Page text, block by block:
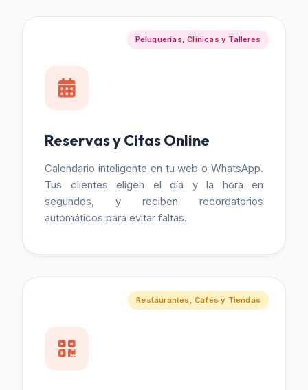
Peluquerías, Clínicas y Talleres
Reservas y Citas Online
Calendario inteligente en tu web o WhatsApp.
Tus clientes eligen el día y la hora en
segundos, y reciben recordatorios
automáticos para evitar faltas.
Restaurantes, Cafés y Tiendas